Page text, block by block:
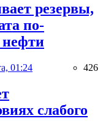
резервы,
по-
нефти
01:24 426
слабого